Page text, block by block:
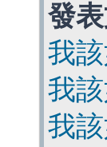
發
我
我
我